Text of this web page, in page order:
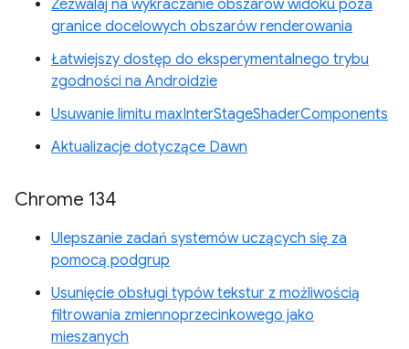
Zezwalaj na wykraczanie obszarów widoku poza
granice docelowych obszarów renderowania
Łatwiejszy dostęp do eksperymentalnego trybu
zgodności na Androidzie
Usuwanie limitu maxInterStageShaderComponents
Aktualizacje dotyczące Dawn
Chrome 134
Ulepszanie zadań systemów uczących się za
pomocą podgrup
Usunięcie obsługi typów tekstur z możliwością
filtrowania zmiennoprzecinkowego jako
mieszanych